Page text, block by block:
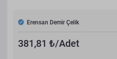
Erensan Demir Çelik
381,81 ₺/Adet